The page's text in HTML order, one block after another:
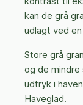
kan de grå
udlagt ved
Store grå
og de
udtryk i
Haveglad.